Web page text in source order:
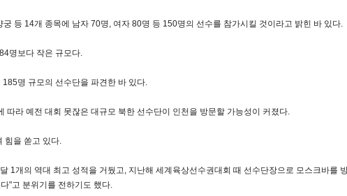
궁 등 14개 종목에 남자 70명, 여자 80명 등 150명의 선수를 참가시킬 것이라고 밝힌 바 있다.
명보다 작은 규모다.
명 규모의 선수단을 파견한 바 있다.
따라 예전 대회 못잖은 대규모 북한 선수단이 인천을 방문할 가능성이 커졌다.
힘을 쏟고 있다.
1개의 역대 최고 성적을 거뒀고, 지난해 세계육상선수권대회 때 선수단장으로 모스크바를
"고 분위기를 전하기도 했다.